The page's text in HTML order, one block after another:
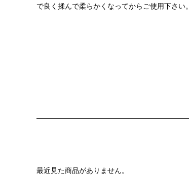
で良く揉んで柔らかくなってからご使用下さい。
最近見た商品がありません。